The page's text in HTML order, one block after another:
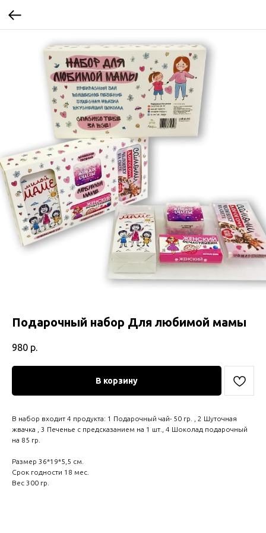
Подарочный набор Для любимой мамы
980 р.
В корзину
В набор входит 4 продукта: 1 Подарочный чай- 50 гр. , 2 Шуточная
жвачка , 3 Печенье с предсказанием на 1 шт., 4 Шоколад подарочный
на 85 гр.
Размер 36*19*5,5 см.
Срок годности 18 мес.
Вес 300 гр.